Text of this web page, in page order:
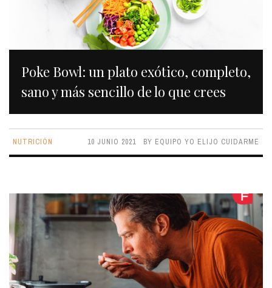
Poke Bowl: un plato exótico, completo,
sano y más sencillo de lo que crees
NUTRICIÓN 10 JUNIO 2021 BY EQUIPO YO ELIJO CUIDARME